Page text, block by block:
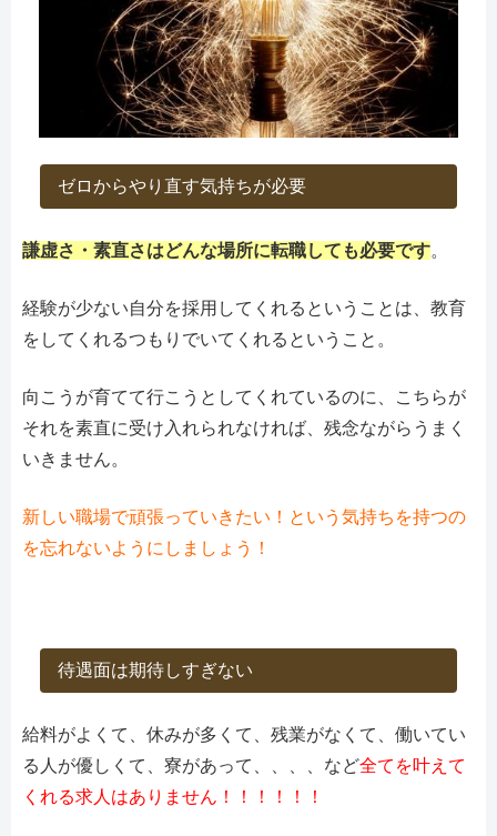
ゼロからやり直す気持ちが必要
謙虚さ・素直さはどんな場所に転職しても必要です。
経験が少ない自分を採用してくれるということは、教育
をしてくれるつもりでいてくれるということ。
向こうが育てて行こうとしてくれているのに、こちらが
それを素直に受け入れられなければ、残念ながらうまく
いきません。
新しい職場で頑張っていきたい！という気持ちを持つの
を忘れないようにしましょう！
待遇面は期待しすぎない
給料がよくて、休みが多くて、残業がなくて、働いてい
る人が優しくて、寮があって、、、、など全てを叶えて
くれる求人はありません！！！！！！